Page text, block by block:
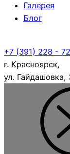
Галерея
Блог
+7 (391) 228 -
г. Красноярск,
ул. Гайдашовка,